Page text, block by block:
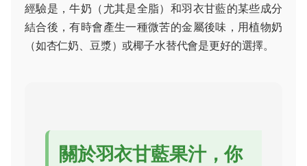
經驗是，牛奶（尤其是全脂）和羽衣甘藍的某些成分
結合後，有時會產生一種微苦的金屬後味，用植物奶
（如杏仁奶、豆漿）或椰子水替代會是更好的選擇。
關於羽衣甘藍果汁，你